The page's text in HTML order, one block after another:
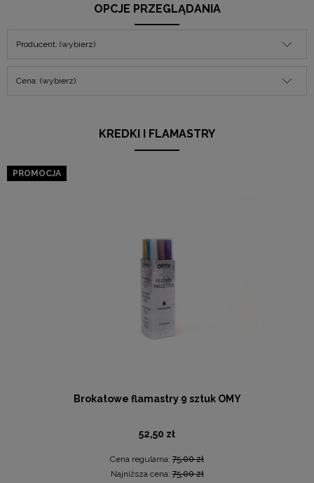
OPCJE PRZEGLĄDANIA
Producent: (wybierz)
Cena: (wybierz)
KREDKI I FLAMASTRY
Brokatowe flamastry 9 sztuk OMY
52,50 zł
Cena regularna: 75,00 zł
Najniższa cena:75,00 zł
PROMOCJA